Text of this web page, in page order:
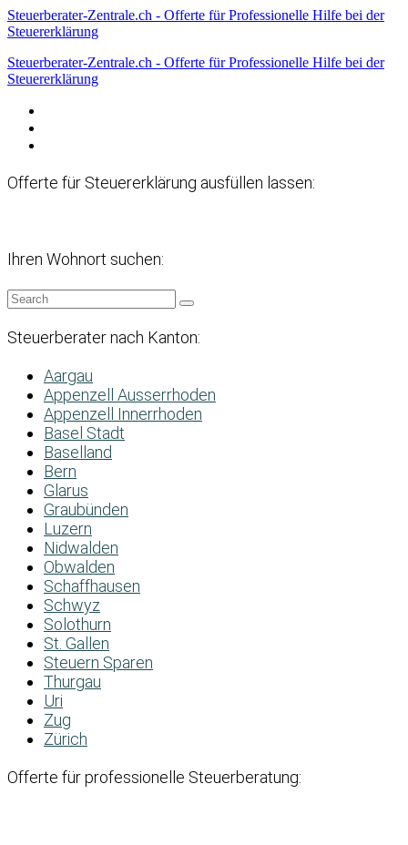
Steuerberater-Zentrale.ch - Offerte für Professionelle Hilfe bei der
Steuererklärung
Steuerberater-Zentrale.ch - Offerte für Professionelle Hilfe bei der
Steuererklärung
Offerte für Steuererklärung ausfüllen lassen:
Ihren Wohnort suchen:
Steuerberater nach Kanton:
Aargau
Appenzell Ausserrhoden
Appenzell Innerrhoden
Basel Stadt
Baselland
Bern
Glarus
Graubünden
Luzern
Nidwalden
Obwalden
Schaffhausen
Schwyz
Solothurn
St. Gallen
Steuern Sparen
Thurgau
Uri
Zug
Zürich
Offerte für professionelle Steuerberatung: